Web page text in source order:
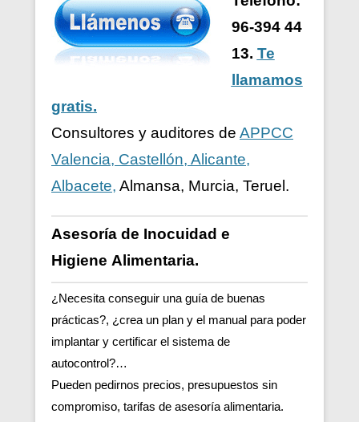
96-394 44
13. Te
llamamos
gratis.
Consultores y auditores de APPCC
Valencia, Castellón, Alicante,
Albacete, Almansa, Murcia, Teruel.
Asesoría de Inocuidad e
Higiene Alimentaria.
¿Necesita conseguir una guía de buenas
prácticas?, ¿crea un plan y el manual para poder
implantar y certificar el sistema de
autocontrol?…
Pueden pedirnos precios, presupuestos sin
compromiso, tarifas de asesoría alimentaria.